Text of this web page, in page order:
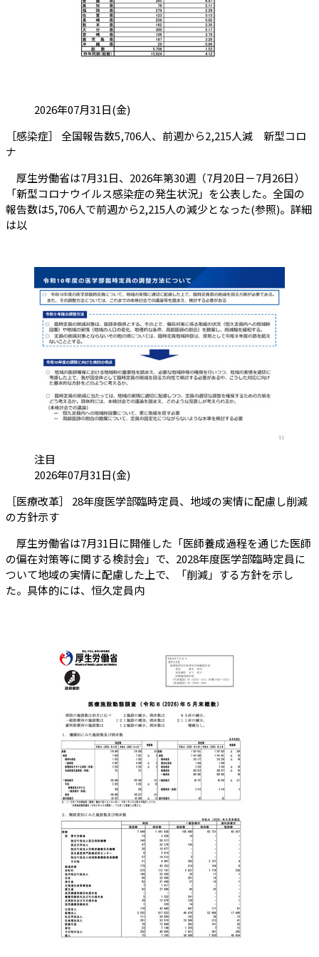
投稿日:2026年07月31日(金)
［感染症］ 全国報告数5,706人、前週から2,215人減 新型コロ
ナ
厚生労働省は7月31日、2026年第30週（7月20日－7月26日）
「新型コロナウイルス感染症の発生状況」を公表した。全国の
報告数は5,706人で前週から2,215人の減少となった(参照)。詳細
は以
カテゴリ:
注目
投稿日:2026年07月31日(金)
［医療改革］ 28年度医学部臨時定員、地域の実情に配慮し削減
の方針示す（会員限定記事）
厚生労働省は7月31日に開催した「医師養成過程を通じた医師
の偏在対策等に関する検討会」で、2028年度医学部臨時定員に
ついて地域の実情に配慮した上で、「削減」する方針を示し
た。具体的には、恒久定員内